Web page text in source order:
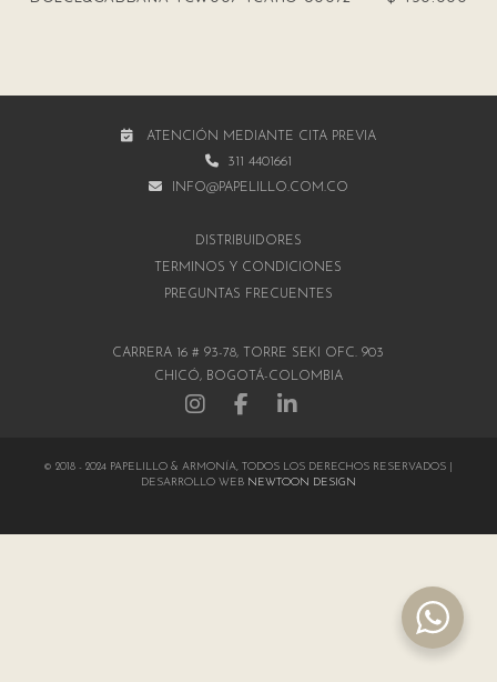
ATENCIÓN MEDIANTE CITA PREVIA
311 4401661
INFO@PAPELILLO.COM.CO
DISTRIBUIDORES
TÉRMINOS Y CONDICIONES
PREGUNTAS FRECUENTES
CARRERA 16 # 93-78, TORRE SEKI OFC. 903
CHICÓ, BOGOTÁ-COLOMBIA
© 2018 - 2024 PAPELILLO & ARMONÍA, TODOS LOS DERECHOS RESERVADOS |
DESARROLLO WEB NEWTOON DESIGN